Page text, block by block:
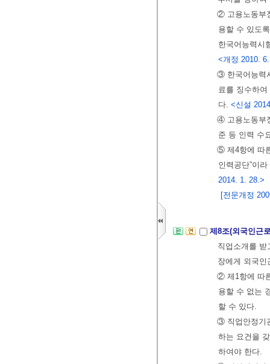
② 고용노동부
용할 수 있도
한국어능력시
<개정 2010.
③ 한국어능력
료를 징수하
다. <신설
④ 고용노동부
준 등 인력 수
⑤ 제4항에 따
인력공단”이
2014. 1. 28.>
[전문개정
제8조(외국인근
직업소개를
장에게 외국
② 제1항에 따
용할 수 없는
할 수 있다.
③ 직업안정기
하는 요건을
하여야 한다.